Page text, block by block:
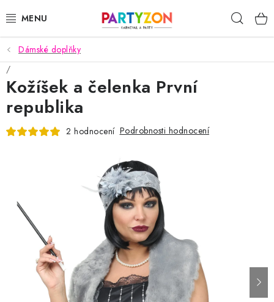
na
KARNEVALOVÉ MASKY
KARNEVALOVÉ KOSTÝMY
DOPLŇKY NA KARNEVAL
DEKORACE A VÝZDOBA
EXKLUZIVNÍ KOSTÝMY
NOVINKY 2025
AKCE A SLEVY
Dámské doplňky
Kožíšek a čelenka První
republika
2 hodnocení Podrobnosti hodnocení